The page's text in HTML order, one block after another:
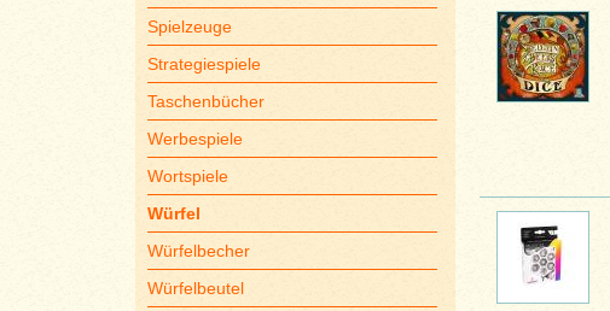
Spielzeuge
Strategiespiele
Taschenbücher
Werbespiele
Wortspiele
Würfel
Würfelbecher
Würfelbeutel